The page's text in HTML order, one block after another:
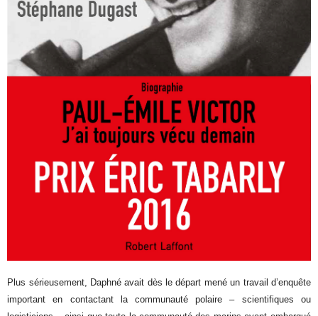
Plus sérieusement, Daphné avait dès le départ mené un travail d’enquête
important en contactant la communauté polaire – scientifiques ou